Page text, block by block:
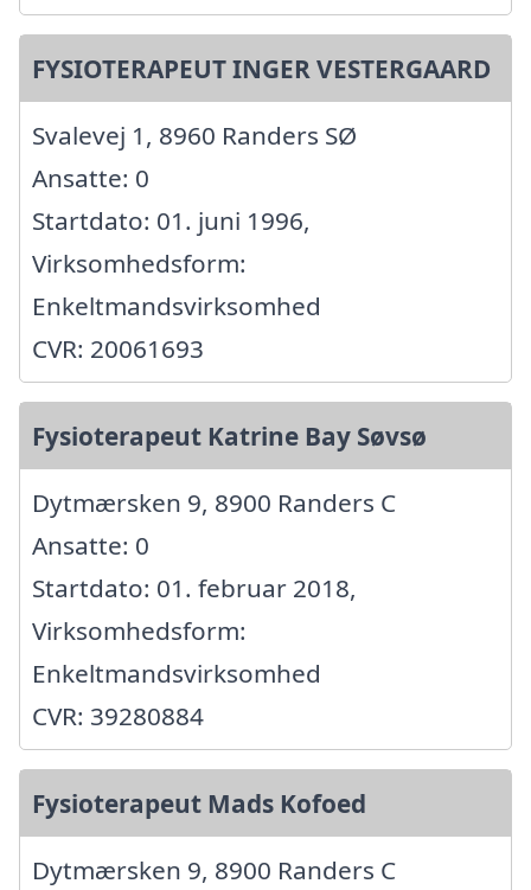
FYSIOTERAPEUT INGER VESTERGAARD
Svalevej 1, 8960 Randers SØ
Ansatte: 0
Startdato: 01. juni 1996,
Virksomhedsform:
Enkeltmandsvirksomhed
CVR: 20061693
Fysioterapeut Katrine Bay Søvsø
Dytmærsken 9, 8900 Randers C
Ansatte: 0
Startdato: 01. februar 2018,
Virksomhedsform:
Enkeltmandsvirksomhed
CVR: 39280884
Fysioterapeut Mads Kofoed
Dytmærsken 9, 8900 Randers C